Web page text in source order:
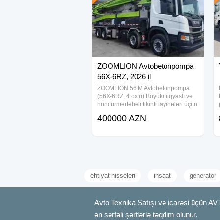
ZOOMLION Avtobetonpompa
56X-6RZ, 2026 il
ZOOMLION 56 M Avtobetonpompa
(56X-6RZ, 4 oxlu) Böyükmiqyaslı və
hündürmərtəbəli tikinti layihələri üçün
maksimum çatma məsafəsi və yüksək
şaquli çatma
400000 AZN
ehtiyat hisseleri insaat generator
Avto Texnika Satışı və icarəsi üçün
ən sərfəli şərtlərlə təqdim olunur.